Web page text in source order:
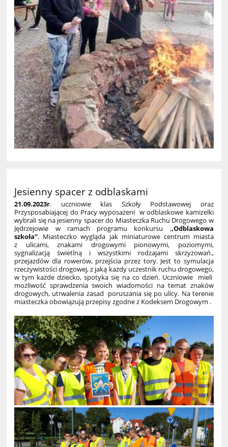
Jesienny spacer z odblaskami
21.09.2023r. uczniowie klas Szkoły Podstawowej oraz
Przysposabiającej do Pracy wyposażeni w odblaskowe kamizelki
wybrali się na jesienny spacer do Miasteczka Ruchu Drogowego w
Jędrzejowie w ramach programu konkursu ,,Odblaskowa
szkoła’’. Miasteczko wygląda jak miniaturowe centrum miasta
z ulicami, znakami drogowymi pionowymi, poziomymi,
sygnalizacją świetlną i wszystkimi rodzajami skrzyżowań.,
przejazdów dla rowerów, przejścia przez tory. Jest to symulacja
rzeczywistości drogowej, z jaką każdy uczestnik ruchu drogowego,
w tym każde dziecko, spotyka się na co dzień.Uczniowie mieli
możliwość sprawdzenia swoich wiadomości na temat znaków
drogowych, utrwalenia zasad poruszania się po ulicy. Na terenie
miasteczka obowiązują przepisy zgodne z Kodeksem Drogowym .